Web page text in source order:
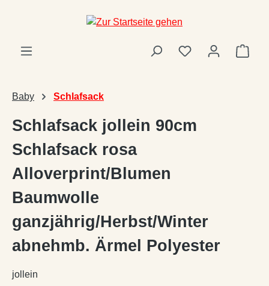
Zum Hauptinhalt springen
Baby Schlafsack
Schlafsack jollein 90cm
Schlafsack rosa
Alloverprint/Blumen
Baumwolle
ganzjährig/Herbst/Winter
abnehmb. Ärmel Polyester
jollein